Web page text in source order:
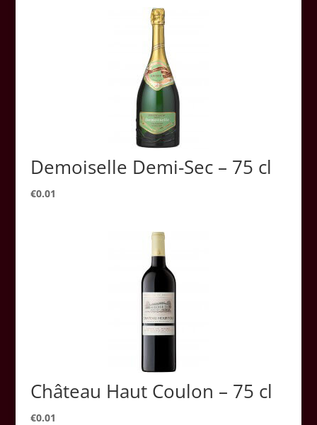
Demoiselle Demi-Sec – 75 cl
€0.01
Château Haut Coulon – 75 cl
€0.01